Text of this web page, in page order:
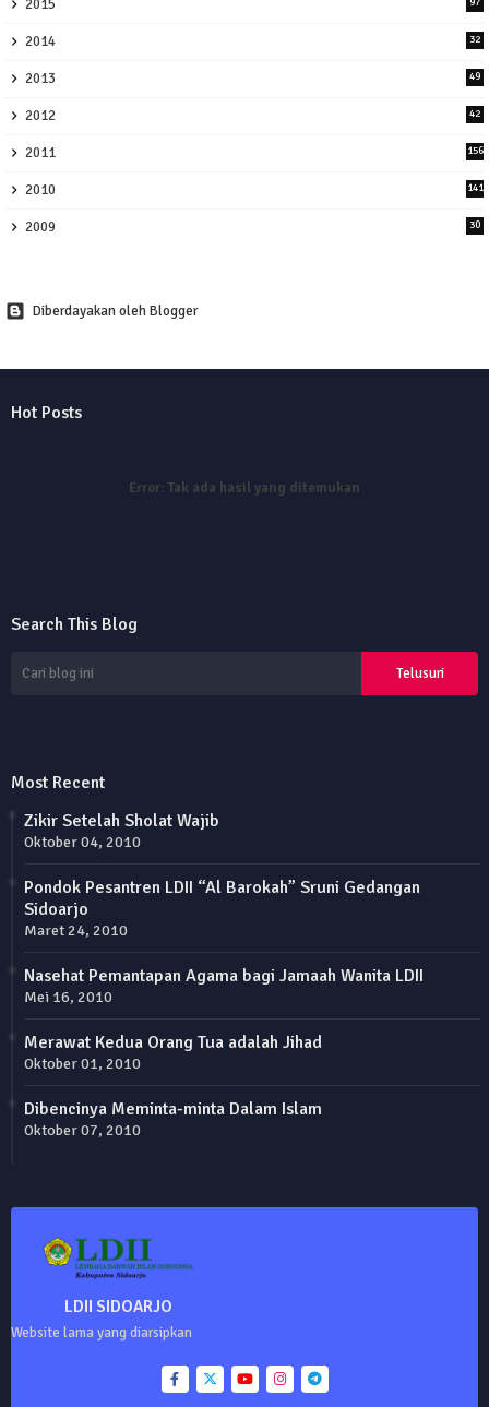
2015
2014 32
2013 49
2012 42
2011 156
2010 141
2009 30
Diberdayakan oleh Blogger
Hot Posts
Error: Tak ada hasil yang ditemukan
Search This Blog
Most Recent
Zikir Setelah Sholat Wajib
Oktober 04, 2010
Pondok Pesantren LDII “Al Barokah” Sruni Gedangan
Sidoarjo
Maret 24, 2010
Nasehat Pemantapan Agama bagi Jamaah Wanita LDII
Mei 16, 2010
Merawat Kedua Orang Tua adalah Jihad
Oktober 01, 2010
Dibencinya Meminta-minta Dalam Islam
Oktober 07, 2010
LDII SIDOARJO
Website lama yang diarsipkan